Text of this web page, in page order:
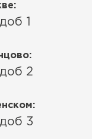
1
2
3